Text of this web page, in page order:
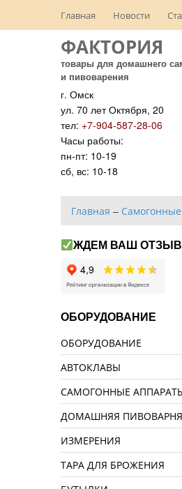
Главная Новости
ФАКТОРИЯ
товары для домашнего
и пивоварения
г. Омск
ул. 70 лет Октября, 20
тел: +7-904-587-28-06
Часы работы:
пн-пт: 10-19
сб, вс: 10-18
Главная –
ЖДЕМ ВАШ
ОБОРУДОВАНИЕ
ОБОРУДОВАНИЕ
АВТОКЛАВЫ
САМОГОННЫЕ
ДОМАШНЯЯ ПИВОВАРНЯ
ИЗМЕРЕНИЯ
ТАРА ДЛЯ БРОЖЕНИЯ